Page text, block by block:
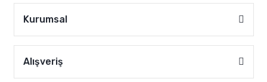
Kurumsal
Alışveriş